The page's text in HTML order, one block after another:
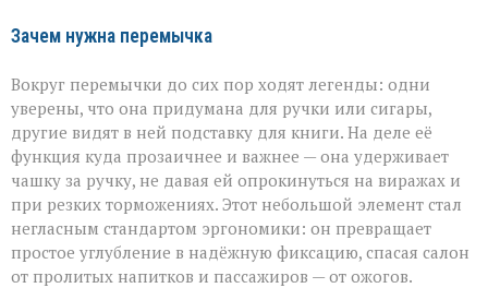
Зачем нужна перемычка
Вокруг перемычки до сих пор ходят легенды: одни
уверены, что она придумана для ручки или сигары,
другие видят в ней подставку для книги. На деле её
функция куда прозаичнее и важнее — она удерживает
чашку за ручку, не давая ей опрокинуться на виражах и
при резких торможениях. Этот небольшой элемент стал
негласным стандартом эргономики: он превращает
простое углубление в надёжную фиксацию, спасая салон
от пролитых напитков и пассажиров — от ожогов.